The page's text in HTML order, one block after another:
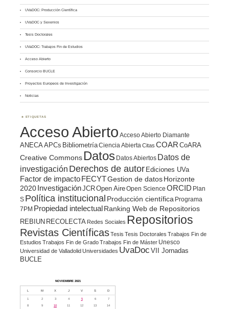
UVaDOC: Producción Científica
UVaDOC y Sexenios
Tesis Doctorales
UVaDOC: Trabajos Fin de Estudios
Acceso Abierto
Consorcio BUCLE
Proyectos Europeos de Investigación
Noticias
ETIQUETAS
Acceso Abierto Acceso Abierto Diamante
ANECA APCs BibliometríaCiencia Abierta Citas COAR CoARA
Creative Commons Datos Datos Abiertos Datos de
investigación Derechos de autor Ediciones UVa
Factor de impactoFECYTGestion de datosHorizonte
2020InvestigaciónJCROpen AireOpen Science ORCID Plan
S Política institucional Producción científica Programa
7PM Propiedad intelectualRanking Web de Repositorios
REBIUN RECOLECTA Redes Sociales Repositorios
Revistas CientíficasTesis Tesis Doctorales Trabajos Fin de
Estudios Trabajos Fin de GradoTrabajos Fin de Máster Unesco
Universidad de ValladolidUniversidades UvaDoc VII Jornadas
BUCLE
NOVIEMBRE 2021
L M X J V S D
1 2 3 4 5 6
7
8
9 10 11 12 13
14